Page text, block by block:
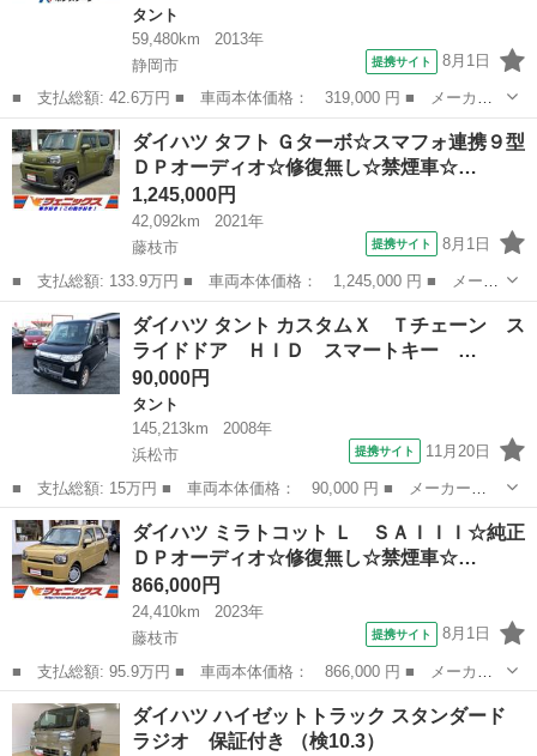
タント
59,480km
2013年
静岡市
提携サイト 8月1日
■ 支払総額: 42.6万円 ■ 車両本体価格： 319,000 円 ■ メーカー
名： ダイハツ ■ 車種名： タント ■ グレード名： Ｌ 禁煙
車 ＣＤオーディオ アイドリングストップ キーレスエントリー
電動格納ミラー...
静岡 静岡市 タント
ダイハツ タフト Ｇターボ☆スマフォ連携９型
ＤＰオーディオ☆修復無し☆禁煙車☆…
1,245,000円
42,092km
2021年
藤枝市
提携サイト 8月1日
■ 支払総額: 133.9万円 ■ 車両本体価格： 1,245,000 円 ■ メーカ
ー名： ダイハツ ■ 車種名： タフト ■ グレード名： Ｇターボ
☆スマフォ連携９型ＤＰオーディオ☆修復無し☆禁煙車☆ スマフォ
連携純正...
静岡 藤枝市 ダイハツ
ダイハツ タント カスタムＸ Ｔチェーン ス
ライドドア ＨＩＤ スマートキー …
90,000円
タント
145,213km
2008年
浜松市
提携サイト 11月20日
■ 支払総額: 15万円 ■ 車両本体価格： 90,000 円 ■ メーカー
名： ダイハツ ■ 車種名： タント ■ グレード名： カスタム
Ｘ Ｔチェーン スライドドア ＨＩＤ スマートキー ベンチシー
ト ＡＴ 盗難防止シ...
静岡 浜松市 タント
ダイハツ ミラトコット Ｌ ＳＡＩＩＩ☆純正
ＤＰオーディオ☆修復無し☆禁煙車☆…
866,000円
24,410km
2023年
藤枝市
提携サイト 8月1日
■ 支払総額: 95.9万円 ■ 車両本体価格： 866,000 円 ■ メーカー
名： ダイハツ ■ 車種名： ミラトコット ■ グレード名： Ｌ
ＳＡＩＩＩ☆純正ＤＰオーディオ☆修復無し☆禁煙車☆ 純正ディス
プレイオーデ...
静岡 藤枝市 ダイハツ
ダイハツ ハイゼットトラック スタンダード
ラジオ 保証付き （検10.3）